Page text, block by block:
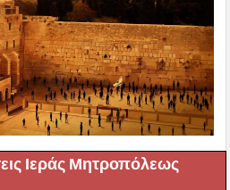
Ιεράς Μητροπόλεως